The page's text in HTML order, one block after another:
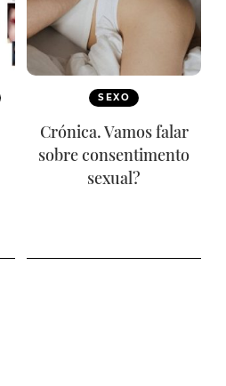
SEXO
Crónica. Vamos falar
sobre consentimento
sexual?